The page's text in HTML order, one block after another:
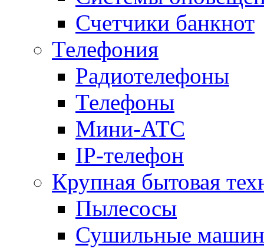
Счетчики банкнот
Телефония
Радиотелефоны
Телефоны
Мини-АТС
IP-телефон
Крупная бытовая
Пылесосы
Сушильные